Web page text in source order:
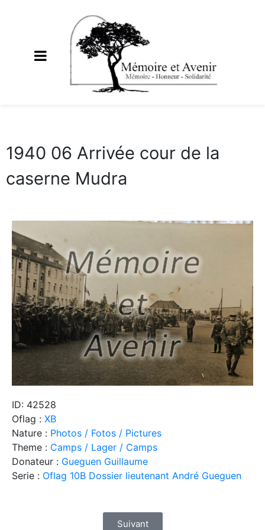
1940 06 Arrivée cour de la
caserne Mudra
ID: 42528
Oflag : XB
Nature : Photos / Fotos / Pictures
Theme : Camps / Lager / Camps
Donateur : Gueguen Guillaume
Serie : Oflag 10B Dossier lieutenant André Gueguen
Suivant